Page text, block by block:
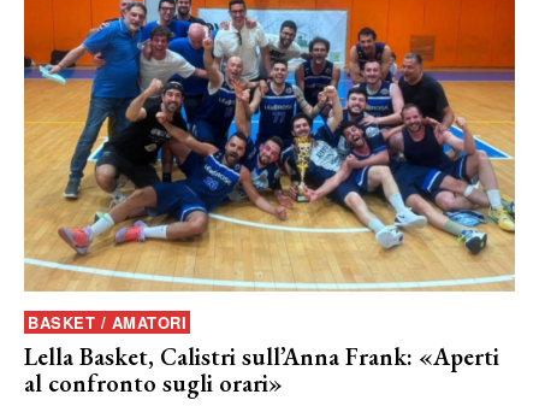
BASKET / AMATORI
Lella Basket, Calistri sull’Anna Frank: «Aperti
al confronto sugli orari»